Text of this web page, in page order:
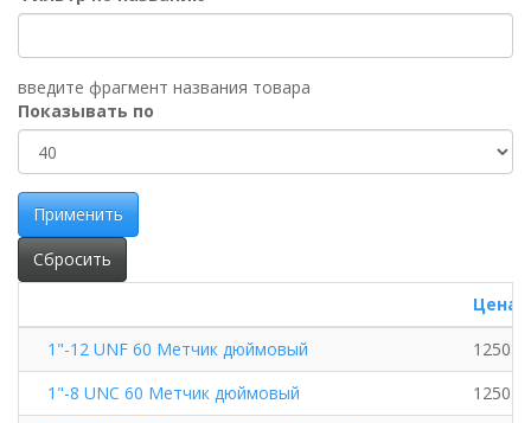
введите фрагмент названия товара
Показывать по
Применить
Сбросить
Цена
1"-12 UNF 60 Метчик дюймовый
1250
1"-8 UNC 60 Метчик дюймовый
1250